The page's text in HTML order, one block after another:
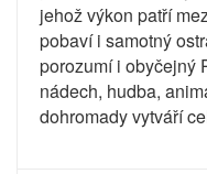
jehož výkon patří
pobaví i samotný
porozumí i obyčejný
nádech, hudba,
dohromady vytváří